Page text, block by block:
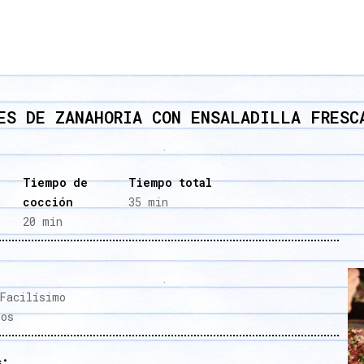
DE ZANAHORIA CON ENSALADILLA
Tiempo de
cocción
20 min
Tiempo total
35 min